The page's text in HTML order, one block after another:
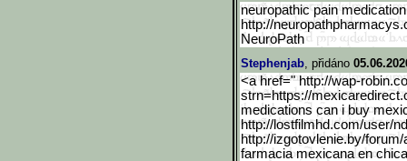
neuropathic pain
http://
NeuroPath
Stephenjab, přidáno
<a href=" http://wap-
strn=https://mexicaredirec
medications can i buy
http://lostfilmhd.com/user/
http://izgotovlenie.by/forum/
farmacia mexicana en